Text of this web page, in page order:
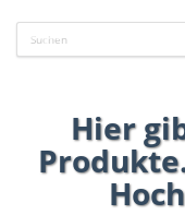
Hier